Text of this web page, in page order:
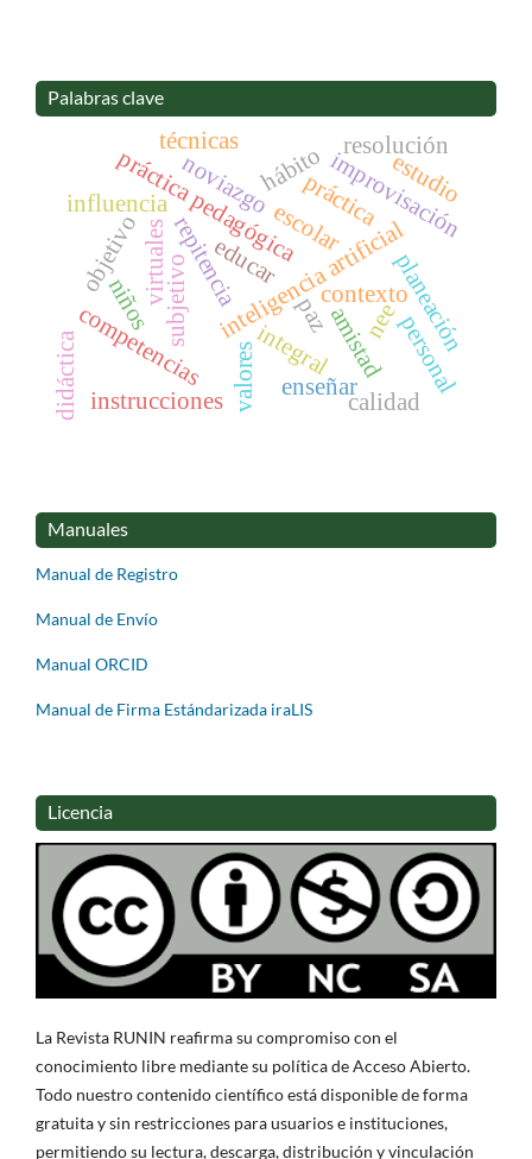
Palabras clave
inteligencia artificial
subjetivo
escolar
repitencia
práctica pedagógica
virtuales
competencias
influencia
paz
integral
objetivo contexto
valores
educar
amistad
improvisación
planeación
niños
didáctica enseñar
noviazgohábito
nee
técnicas
personal
práctica
instrucciones calidad
resolución
estudio
Manuales
Manual de Registro
Manual de Envío
Manual ORCID
Manual de Firma Estándarizada iraLIS
Licencia
La Revista RUNIN reafirma su compromiso con el
conocimiento libre mediante su política de Acceso Abierto.
Todo nuestro contenido científico está disponible de forma
gratuita y sin restricciones para usuarios e instituciones,
permitiendo su lectura, descarga, distribución y vinculación